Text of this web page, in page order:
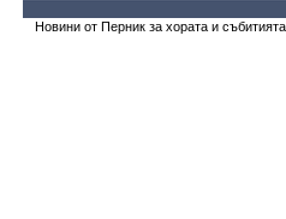
Новини от Перник за хората и